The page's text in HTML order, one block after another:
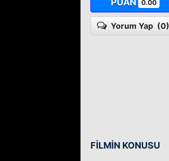
PUAN 0.00
Yorum Yap (0)
FİLMİN KONUSU